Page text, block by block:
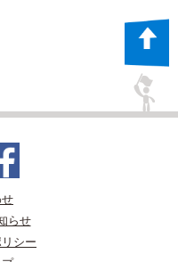
らせ
シー